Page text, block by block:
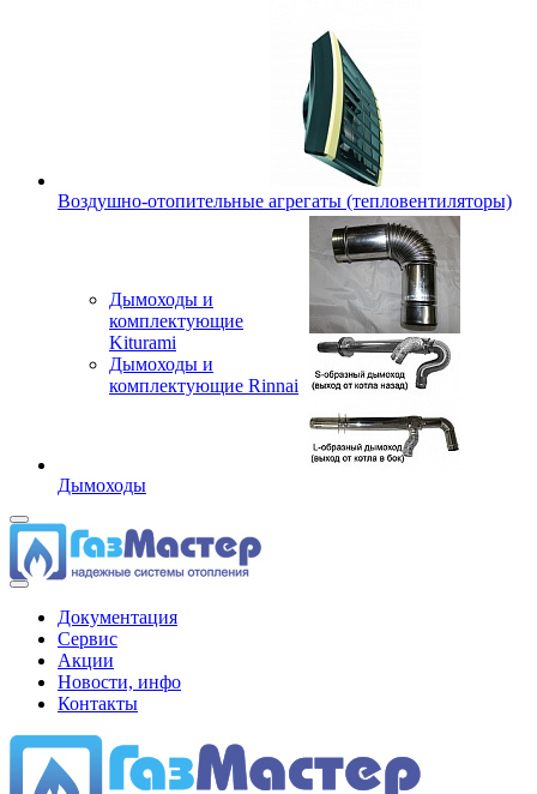
Воздушно-отопительные агрегаты (тепловентиляторы)
Дымоходы и
комплектующие
Kiturami
Дымоходы и
комплектующие Rinnai
Дымоходы
Документация
Сервис
Акции
Новости, инфо
Контакты